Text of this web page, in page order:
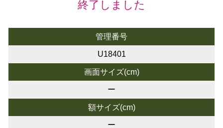
終了しました
管理番号
U18401
画面サイズ(cm)
ー
額サイズ(cm)
ー